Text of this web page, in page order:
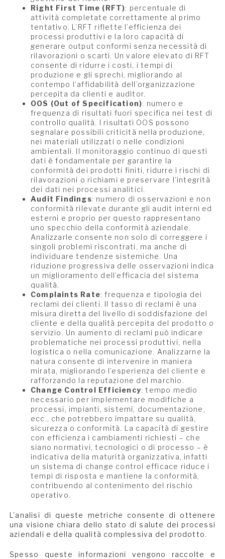
Right First Time (RFT): percentuale di
attività completate correttamente al primo
tentativo. L’RFT riflette l’efficienza dei
processi produttivi e la loro capacità di
generare output conformi senza necessità di
rilavorazioni o scarti. Un valore elevato di RFT
consente di ridurre i costi, i tempi di
produzione e gli sprechi, migliorando al
contempo l’affidabilità dell’organizzazione
percepita da clienti e auditor.
OOS (Out of Specification): numero e
frequenza di risultati fuori specifica nei test di
controllo qualità. I risultati OOS possono
segnalare possibili criticità nella produzione,
nei materiali utilizzati o nelle condizioni
ambientali. Il monitoraggio continuo di questi
dati è fondamentale per garantire la
conformità dei prodotti finiti, ridurre i rischi di
rilavorazioni o richiami e preservare l’integrità
dei dati nei processi analitici.
Audit Findings: numero di osservazioni e non
conformità rilevate durante gli audit interni ed
esterni e proprio per questo rappresentano
uno specchio della conformità aziendale.
Analizzarle consente non solo di correggere i
singoli problemi riscontrati, ma anche di
individuare tendenze sistemiche. Una
riduzione progressiva delle osservazioni indica
un miglioramento dell’efficacia del sistema
qualità.
Complaints Rate: frequenza e tipologia dei
reclami dei clienti. Il tasso di reclami è una
misura diretta del livello di soddisfazione del
cliente e della qualità percepita del prodotto o
servizio. Un aumento di reclami può indicare
problematiche nei processi produttivi, nella
logistica o nella comunicazione. Analizzarne la
natura consente di intervenire in maniera
mirata, migliorando l’esperienza del cliente e
rafforzando la reputazione del marchio.
Change Control Efficiency: tempo medio
necessario per implementare modifiche a
processi, impianti, sistemi, documentazione,
ecc., che potrebbero impattare su qualità,
sicurezza o conformità. La capacità di gestire
con efficienza i cambiamenti richiesti – che
siano normativi, tecnologici o di processo – è
indicativa della maturità organizzativa, infatti
un sistema di change control efficace riduce i
tempi di risposta e mantiene la conformità,
contribuendo al contenimento del rischio
operativo.
L’analisi di queste metriche consente di ottenere
una visione chiara dello stato di salute dei processi
aziendali e della qualità complessiva del prodotto.
Spesso queste informazioni vengono raccolte e